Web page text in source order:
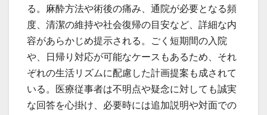
る。麻酔方法や術後の痛み、通院が必要となる頻
度、清潔の維持や社会復帰の目安など、詳細な内
容があらかじめ提示される。ごく短期間の入院
や、日帰り対応が可能なケースもあるため、それ
ぞれの生活リズムに配慮した計画提案も成されて
いる。医療従事者は不明点や疑念に対しても誠実
な回答を心掛け、必要時には追加説明や対面での